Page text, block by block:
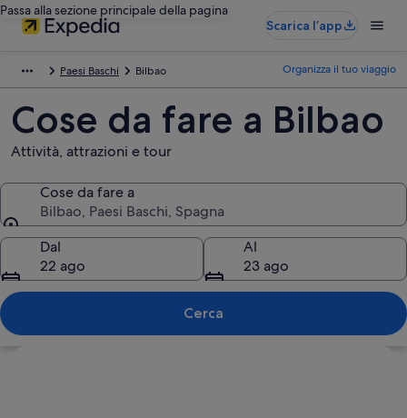
Passa alla sezione principale della pagina
Scarica l’app
Paesi Baschi Bilbao Organizza il tuo viaggio
Cose da fare a Bilbao
Attività, attrazioni e tour
Cose da fare a
Bilbao, Paesi Baschi, Spagna
Cose da fare a
Dal
22 ago
Al
23 ago
Cerca